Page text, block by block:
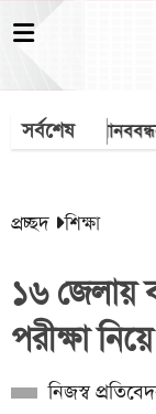
সর্বশেষমানববন্ধন
প্রচ্ছদ শিক্ষা
১৬ জেলায়
পরীক্ষা
নিজস্ব